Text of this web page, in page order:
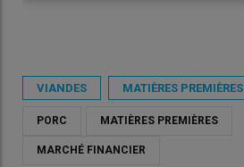
VIANDES MATIÈRES PREMIÈRES
PORC MATIÈRES PREMIÈRES
MARCHÉ FINANCIER